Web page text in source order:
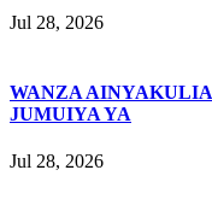
Jul 28, 2026
WANZA
JUMUIYA YA
Jul 28, 2026